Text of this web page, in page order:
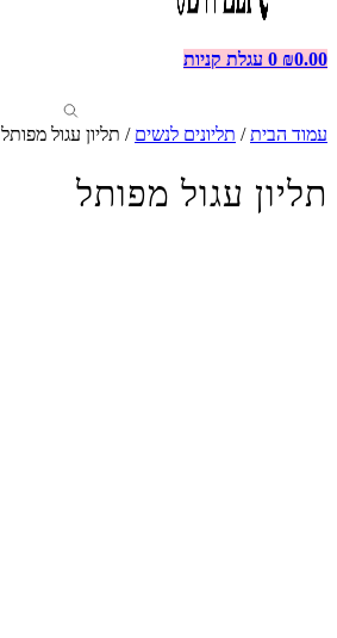
₪0.00
0 עגלת קניות
עמוד הבית/ תליונים לנשים / תליון עגול מפותל
תליון עגול מפותל